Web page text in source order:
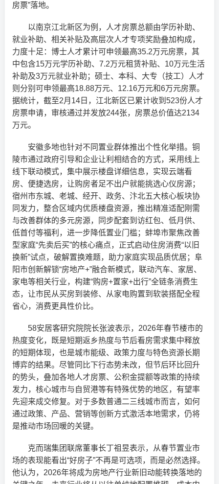
房票”落地。
以南京江北新区为例，人才房票总额由学历补助、
就业补助、相关补贴及高层次人才专项奖励叠加构成，
力度十足：博士人才累计可申领最高35.2万元房票，其
中包含15万元学历补助、7.2万元租赁补贴、10万元生活
补助及3万元就业补助；硕士、本科、大专（技工）人才
则分别可申领最高18.88万元、12.16万元和6万元房票。
据统计，截至2月14日，江北新区已累计收到523份人才
房票申请，审核通过并发放244张，房票总价值达2134
万元。
安徽多地也针对不同置业群体推出个性化举措。铜
陵市通过政府引导和企业让利相结合的方式，采用线上
线下联动模式，集中展示楼盘详细信息，实现云端看
房、便捷选房，让购房者足不出户就能挑选心仪房源；
宿州市东城、老城、经开、政务、汴北五大核心板块协
同发力，整合区域内优质楼盘资源，推出精准适配刚需
与改善群体的多元房源，同步配套到访红包、低月供、
低首付等福利，进一步降低置业门槛；蚌埠市聚焦改善
型家庭“先卖后买”的核心痛点，正式启动住房消费“以旧
换新”试点，破解置换难题，助力家庭实现品质优居；阜
阳市创新解锁“房地产+”融合新模式，联动汽车、家居、
家电等相关行业，构建“购房+置家+出行”全链条消费生
态，让市民从买房到装修、从家电购置到软装搭配全程
省心，消费更具性价比。
58安居客研究院院长张波表示，2026年春节楼市的
热度变化，既是短期返乡热度与节后看房需求集中释放
的短期体现，也是城市能级、政策力度与特色资源长期
博弈的结果。尽管同比下行态势未改，但节后环比回升
的势头，叠加各地人才房票、公积金提额等政策的持续
发力，核心城市与自贸港等有特殊优势的地区，有望率
先迎来成交修复。对于多数普通二三线城市而言，如何
通过政策、产品、营销等创新方式激活本地需求，仍将
是推动市场回暖的关键。
克而瑞集团联席董事长丁祖昱表示，从春节置业市
场的表现能看出“好房子”不再是可选项，而是必然选择。
他认为，2026年将成为房地产行业新旧动能转换落地的